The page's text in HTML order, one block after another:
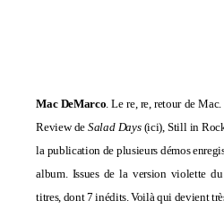
Mac DeMarco. Le re, re, retour deMac.
Review deSalad Days(ici), Still in
la publication de plusieurs démos
album. Issues de la version violette
titres, dont 7 inédits. Voilà qui devient